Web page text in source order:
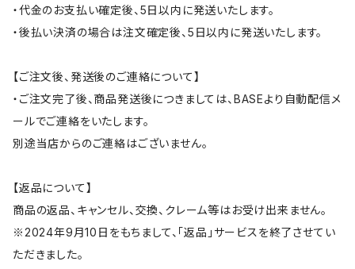
・代金のお支払い確定後、5日以内に発送いたします。
・後払い決済の場合は注文確定後、5日以内に発送いたします。
【ご注文後、発送後のご連絡について】
・ご注文完了後、商品発送後につきましては、BASEより自動配信メ
ールでご連絡をいたします。
別途当店からのご連絡はございません。
【返品について】
商品の返品、キャンセル、交換、クレーム等はお受け出来ません。
※2024年9月10日をもちまして、「返品」サービスを終了させてい
ただきました。